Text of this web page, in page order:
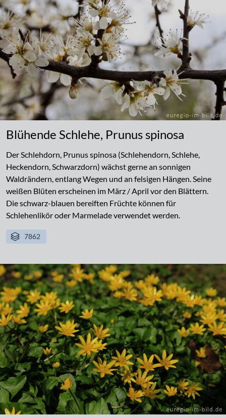
Blühende Schlehe, Prunus spinosa
Der Schlehdorn, Prunus spinosa (Schlehendorn, Schlehe,
Heckendorn, Schwarzdorn) wächst gerne an sonnigen
Waldrändern, entlang Wegen und an felsigen Hängen. Seine
weißen Blüten erscheinen im März / April vor den Blättern.
Die schwarz-blauen bereiften Früchte können für
Schlehenlikör oder Marmelade verwendet werden.
7862